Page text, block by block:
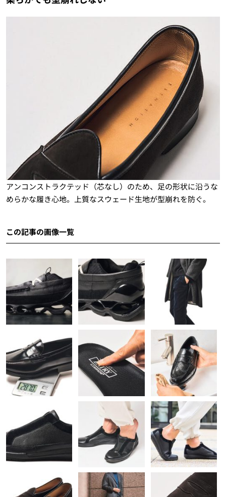
アンコンストラクテッド（芯なし）のため、足の形状に沿うな
めらかな履き心地。上質なスウェード生地が型崩れを防ぐ。
この記事の画像一覧